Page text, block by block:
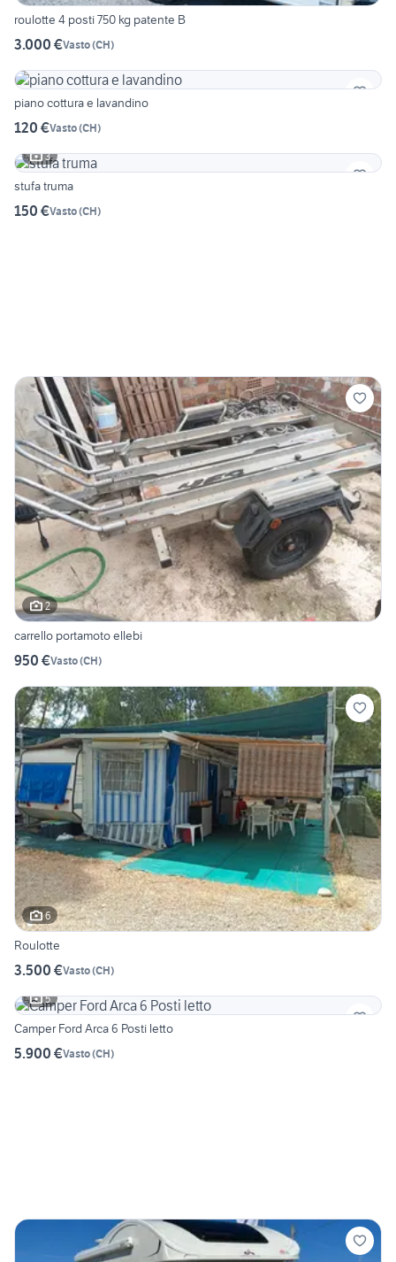
roulotte 4 posti 750 kg patente B
3.000 €Vasto(CH)
piano cottura e lavandino
120 €Vasto(CH)
3
stufa truma
150 €Vasto(CH)
2
carrello portamoto ellebi
950 €Vasto(CH)
6
Roulotte
3.500 €Vasto(CH)
5
Camper Ford Arca 6 Posti letto
5.900 €Vasto(CH)